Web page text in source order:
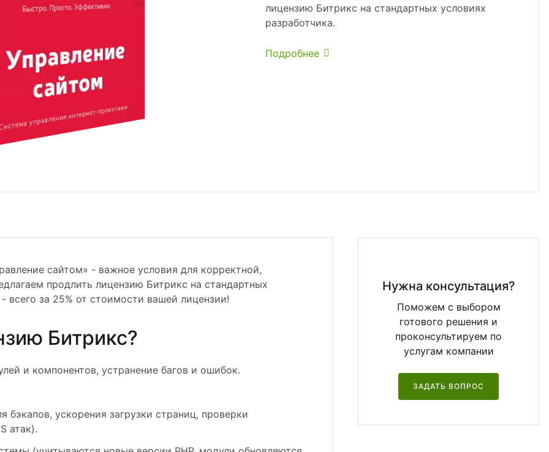
лицензию Битрикс на стандартных условиях
разработчика.
Подробнее
сайтом» - важное условия для корректной,
продлить лицензию Битрикс на стандартных
всего за 25% от стоимости вашей лицензии!
Битрикс?
и компонентов, устранение багов и ошибок.
ускорения загрузки страниц, проверки
атак).
Нужна консультация?
Поможем с выбором
готового решения и
проконсультируем по
услугам компании
ЗАДАТЬ ВОПРОС